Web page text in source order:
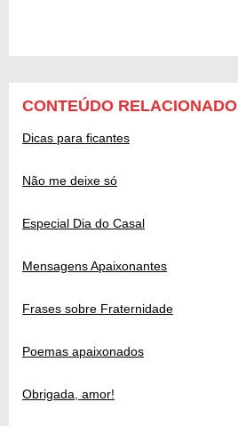
CONTEÚDO RELACIONADO
Dicas para ficantes
Não me deixe só
Especial Dia do Casal
Mensagens Apaixonantes
Frases sobre Fraternidade
Poemas apaixonados
Obrigada, amor!